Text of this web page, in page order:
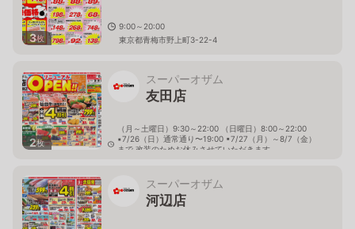
3枚
9:00～20:00
東京都青梅市野上町3-22-4
2枚
スーパーオザム
友田店
（月～土曜日）9:30～22:00 （日曜日）8:00～22:00
▪7/26（日）通常通り〜19:00 ▪7/27（月）～8/7（金）
まで 改装のためお休みさせていただきます。
スーパーオザム
河辺店